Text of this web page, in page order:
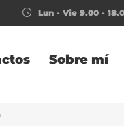
Lun - Vie 9.00 -
Sobre mí